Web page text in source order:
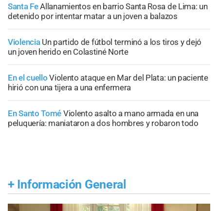
Santa FeAllanamientos en barrio Santa Rosa de Lima: un
detenido por intentar matar a un joven a balazos
Violencia Un partido de fútbol terminó a los tiros y dejó
un joven herido en Colastiné Norte
En el cuello Violento ataque en Mar del Plata: un paciente
hirió con una tijera a una enfermera
En Santo Tomé Violento asalto a mano armada en una
peluquería: maniataron a dos hombres y robaron todo
+ Información General